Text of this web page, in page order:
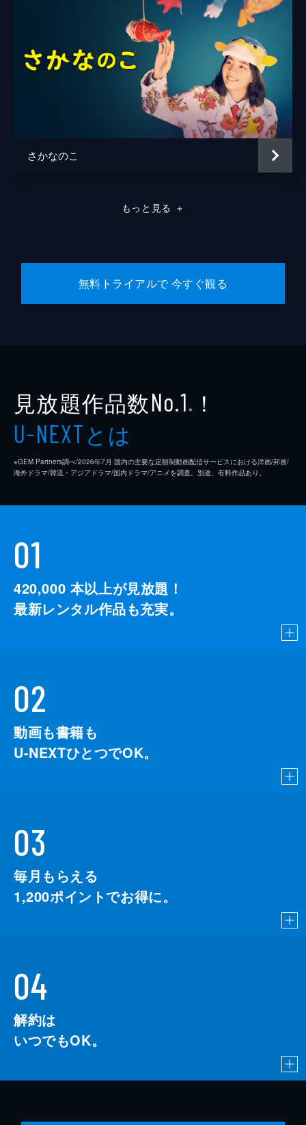
さかなのこ
もっと見る ＋
無料トライアルで 今すぐ観る
見放題作品数No.1 ※ ！
U-NEXTとは
※GEM Partners調べ/2026年7⽉ 国内の主要な定額制動画配信サービスにおける洋画/邦画/
海外ドラマ/韓流・アジアドラマ/国内ドラマ/アニメを調査。別途、有料作品あり。
01
420,000 本以上が見放題！
最新レンタル作品も充実。
02
動画も書籍も
U-NEXTひとつでOK。
03
毎月もらえる
1,200ポイントでお得に。
04
解約は
いつでもOK。